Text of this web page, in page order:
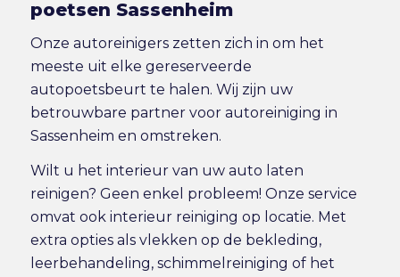
poetsen Sassenheim
Onze autoreinigers zetten zich in om het
meeste uit elke gereserveerde
autopoetsbeurt te halen. Wij zijn uw
betrouwbare partner voor autoreiniging in
Sassenheim en omstreken.
Wilt u het interieur van uw auto laten
reinigen? Geen enkel probleem! Onze service
omvat ook interieur reiniging op locatie. Met
extra opties als vlekken op de bekleding,
leerbehandeling, schimmelreiniging of het